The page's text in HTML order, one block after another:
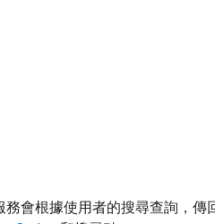
務會根據使用者的搜尋查詢，